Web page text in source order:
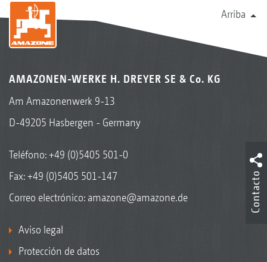
Arriba
AMAZONEN-WERKE H. DREYER SE & Co. KG
Am Amazonenwerk 9-13
D-49205 Hasbergen - Germany
Teléfono:+49 (0)5405 501-0
Fax: +49 (0)5405 501-147
Correo electrónico: amazone@amazone.de
Aviso legal
Protección de datos
Contacto